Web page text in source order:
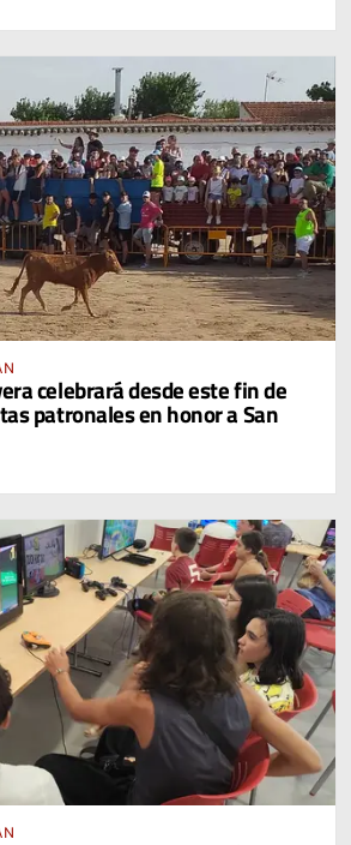
celebrará desde este fin de
patronales en honor a San